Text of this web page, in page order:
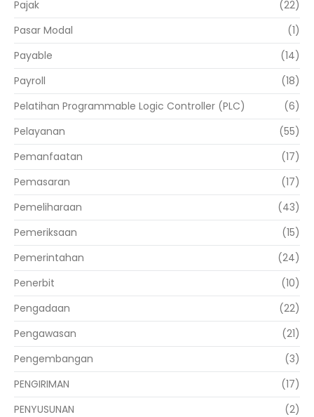
Pajak
(22)
Pasar Modal
(1)
Payable
(14)
Payroll
(18)
Pelatihan Programmable Logic Controller (PLC)
(6)
Pelayanan
(55)
Pemanfaatan
(17)
Pemasaran
(17)
Pemeliharaan
(43)
Pemeriksaan
(15)
Pemerintahan
(24)
Penerbit
(10)
Pengadaan
(22)
Pengawasan
(21)
Pengembangan
(3)
PENGIRIMAN
(17)
PENYUSUNAN
(2)